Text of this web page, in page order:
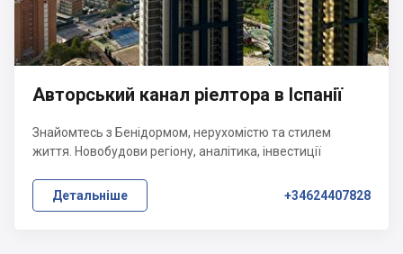
Авторський канал ріелтора в Іспанії
Знайомтесь з Бенідормом, нерухомістю та стилем
життя. Новобудови регіону, аналітика, інвестиції
Детальніше +34624407828